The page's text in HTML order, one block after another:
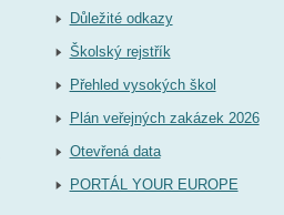
Důležité odkazy
Školský rejstřík
Přehled vysokých škol
Plán veřejných zakázek 2026
Otevřená data
PORTÁL YOUR EUROPE